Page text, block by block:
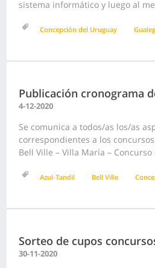
sistema informático y luego al
Concepción del Uruguay
Publicación cronograma
4-12-2020
Se comunica a todos/as los/as
correspondientes a los
Bell Ville – Villa María –
Azul-Tandil Bell Ville
Sorteo de cupos
30-11-2020